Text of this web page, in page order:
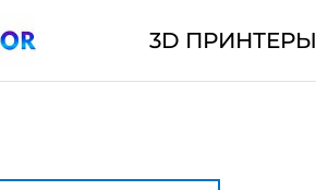
3D ПРИНТЕРЫ